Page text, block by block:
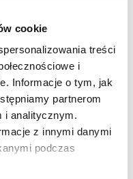
cookie
treści
i
Informacje o tym, jak
partnerom
i analitycznym.
z innymi danymi
podczas